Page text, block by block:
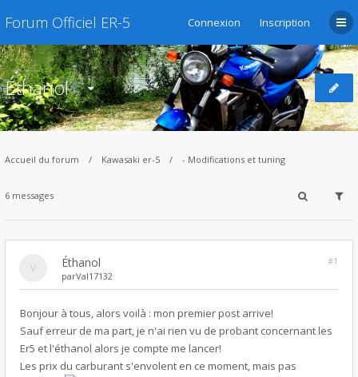
Forum Officiel ER-5 Connexion Inscription
Éthanol
Accueil du forum Kawasaki er-5 - Modifications et tuning
6 messages
Éthanol
#1
parVal17132
Bonjour à tous, alors voilà : mon premier post arrive!
Sauf erreur de ma part, je n'ai rien vu de probant concernant les
Er5 et l'éthanol alors je compte me lancer!
Les prix du carburant s'envolent en ce moment, mais pas